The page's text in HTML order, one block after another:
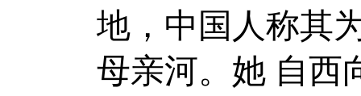
地，中国人称其
母亲河。她 自西